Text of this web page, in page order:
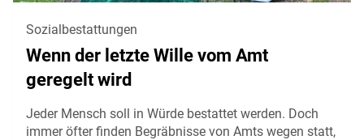
Sozialbestattungen
Wenn der letzte Wille vom Amt
geregelt wird
Jeder Mensch soll in Würde bestattet werden. Doch
immer öfter finden Begräbnisse von Amts wegen statt,